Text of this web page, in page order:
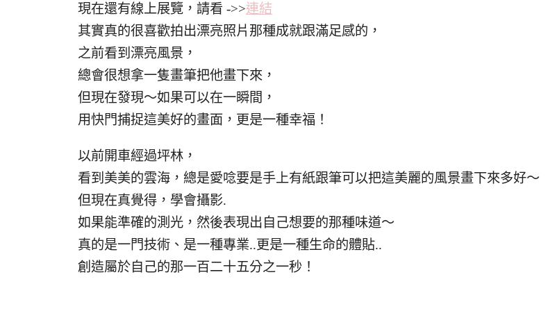
現在還有線上展覽，請看 ->>連結
其實真的很喜歡拍出漂亮照片那種成就跟滿足感的，
之前看到漂亮風景，
總會很想拿一隻畫筆把他畫下來，
但現在發現～如果可以在一瞬間，
用快門捕捉這美好的畫面，更是一種幸福！
以前開車經過坪林，
看到美美的雲海，總是愛唸要是手上有紙跟筆可以把這美麗的風景畫下來多好～
但現在真覺得，學會攝影.
如果能準確的測光，然後表現出自己想要的那種味道～
真的是一門技術、是一種專業..更是一種生命的體貼..
創造屬於自己的那一百二十五分之一秒！